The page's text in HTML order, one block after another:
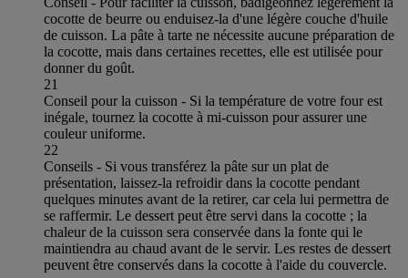
cocotte de beurre ou enduisez-la d'une légère couche d'huile
de cuisson. La pâte à tarte ne nécessite aucune préparation de
la cocotte, mais dans certaines recettes, elle est utilisée pour
donner du goût.
21
Conseil pour la cuisson - Si la température de votre four est
inégale, tournez la cocotte à mi-cuisson pour assurer une
couleur uniforme.
22
Conseils - Si vous transférez la pâte sur un plat de
présentation, laissez-la refroidir dans la cocotte pendant
quelques minutes avant de la retirer, car cela lui permettra de
se raffermir. Le dessert peut être servi dans la cocotte ; la
chaleur de la cuisson sera conservée dans la fonte qui le
maintiendra au chaud avant de le servir. Les restes de dessert
peuvent être conservés dans la cocotte à l'aide du couvercle.